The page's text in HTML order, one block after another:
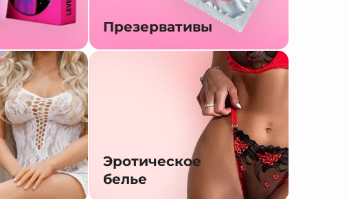
Презервативы
Эротическое
белье